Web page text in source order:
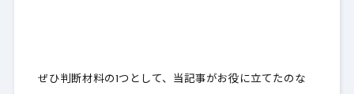
ぜひ判断材料の1つとして、当記事がお役に立てたのな